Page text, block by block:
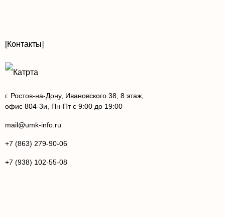
[Контакты]
г. Ростов-на-Дону, Ивановского 38, 8 этаж,
офис 804-3и, Пн-Пт с 9:00 до 19:00
mail@umk-info.ru
+7 (863) 279-90-06
+7 (938) 102-55-08